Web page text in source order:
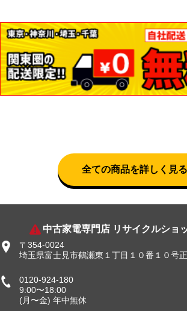
全ての商品を詳しく見る
中古家電専門店 リサイクルショ
〒354-0024
埼玉県富士見市鶴瀬東１丁目１０番１０号
0120-924-180
9:00〜18:00
(月〜金) 年中無休